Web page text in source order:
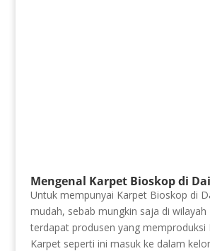
Mengenal Karpet Bioskop di
Untuk mempunyai Karpet Bioskop di
mudah, sebab mungkin saja di wilayah
terdapat produsen yang memproduksi
Karpet seperti ini masuk ke dalam